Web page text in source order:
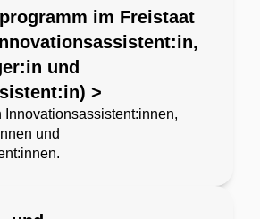
im Freistaat
und
>
Innovationsassistent:innen,
und